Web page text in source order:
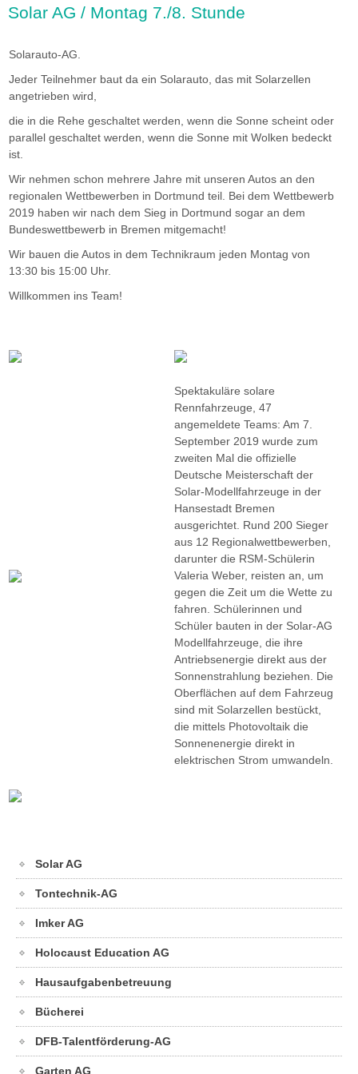
Solar AG / Montag 7./8. Stunde
Solarauto-AG.
Jeder Teilnehmer baut da ein Solarauto, das mit Solarzellen
angetrieben wird,
die in die Rehe geschaltet werden, wenn die Sonne scheint oder
parallel geschaltet werden, wenn die Sonne mit Wolken bedeckt
ist.
Wir nehmen schon mehrere Jahre mit unseren Autos an den
regionalen Wettbewerben in Dortmund teil. Bei dem Wettbewerb
2019 haben wir nach dem Sieg in Dortmund sogar an dem
Bundeswettbewerb in Bremen mitgemacht!
Wir bauen die Autos in dem Technikraum jeden Montag von
13:30 bis 15:00 Uhr.
Willkommen ins Team!
Spektakuläre solare
Rennfahrzeuge, 47
angemeldete Teams: Am 7.
September 2019 wurde zum
zweiten Mal die offizielle
Deutsche Meisterschaft der
Solar-Modellfahrzeuge in der
Hansestadt Bremen
ausgerichtet. Rund 200 Sieger
aus 12 Regionalwettbewerben,
darunter die RSM-Schülerin
Valeria Weber, reisten an, um
gegen die Zeit um die Wette zu
fahren. Schülerinnen und
Schüler bauten in der Solar-AG
Modellfahrzeuge, die ihre
Antriebsenergie direkt aus der
Sonnenstrahlung beziehen. Die
Oberflächen auf dem Fahrzeug
sind mit Solarzellen bestückt,
die mittels Photovoltaik die
Sonnenenergie direkt in
elektrischen Strom umwandeln.
Solar AG
Tontechnik-AG
Imker AG
Holocaust Education AG
Hausaufgabenbetreuung
Bücherei
DFB-Talentförderung-AG
Garten AG